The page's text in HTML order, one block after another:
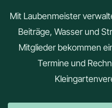
Mit Laubenmeister
Beiträge, Wasser und
Mitglieder bekommen
Termine und